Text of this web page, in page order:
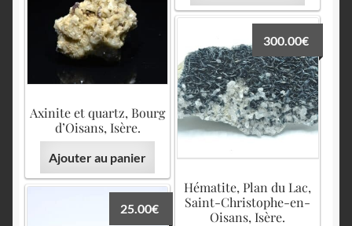
Axinite et quartz, Bourg
d’Oisans, Isère.
Ajouter au panier
Hématite, Plan du Lac,
Saint-Christophe-en-
Oisans, Isère.
300.00€
25.00€